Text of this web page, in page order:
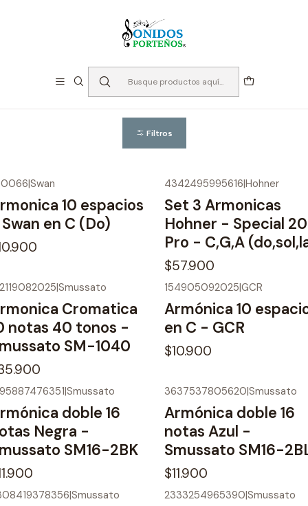
Instrumento de Viento
Armónicas
Filtros
|Swan
10 espacios
en C (Do)
4342495995616|Hohner
Set 3 Armonicas
Hohner - Special 20
Pro - C,G,A
$57.900
|Smussato
Cromatica
notas 40 tonos -
SM-1040
154905092025|GCR
Armónica 10
en C - GCR
$10.900
|Smussato
doble 16
Negra -
SM16-2BK
3637537805620|Smussato
Armónica doble 16
notas Azul -
Smussato SM16-
$11.900
|Smussato 2333254965390|Smussato